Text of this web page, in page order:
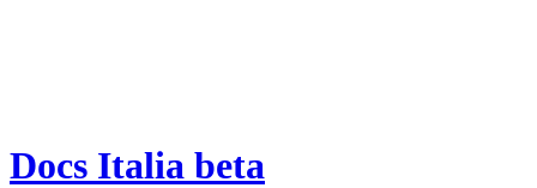
Docs Italia beta